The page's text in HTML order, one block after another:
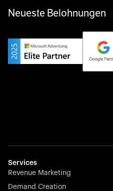
Privater Champion
Yourfirm ist das
Champions – es verbindet
Weglot überwindet
nahtlos, skalierbar und
Neueste Belohnungen
Services
Revenue Marketing
Demand Creation